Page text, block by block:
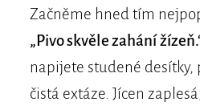
Začněme hned tím
„Pivo skvěle zahání
napijete studené desítky,
čistá extáze. Jícen